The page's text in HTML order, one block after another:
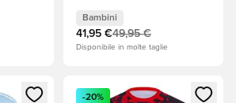
Bambini
41,95 €49,95 €
Disponibile in molte taglie
per accedere o registrarsi come
Apre una finestra modale
-20%